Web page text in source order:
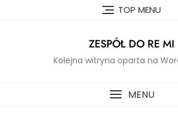
TOP MENU
ZESPÓŁ DO RE MI
Kolejna witryna oparta na
MENU